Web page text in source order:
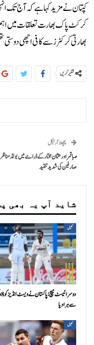
کپتان نے مزید کہا ہے کہ آج تک
کرکٹ پاک بھارت تعلقات میں اہم
بھارتی کرکٹرز سے کافی اچھی
شئیر کریں
پچھلا آرٹیکل
صبا قمر اور عثمان مختار کے ڈرامے میں بولڈ
صارفین کی شدید تنقید
شاید آپ یہ بھی
کھیل
سے ہرا دیا
کھیل